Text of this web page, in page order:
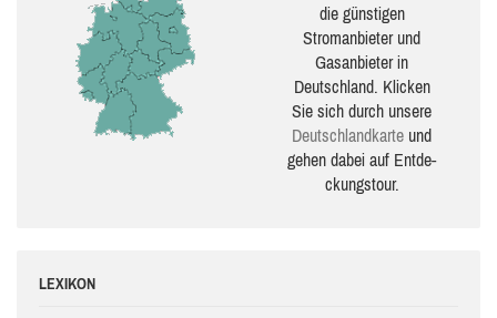
die güns­ti­gen
Stromanbieter und
Gasanbieter in
Deutschland. Klicken
Sie sich durch unsere
Deutsch­land­karte und
gehen dabei auf Ent­de­
ckungs­tour.
LEXIKON